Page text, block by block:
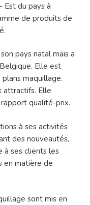
Est du pays à
de produits de
pays natal mais a
Elle est
maquillage.
attractifs. Elle
qualité-prix.
à ses activités
des nouveautés,
à ses clients les
en matière de
sont mis en